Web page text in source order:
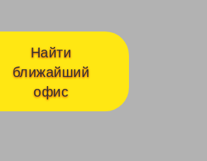
Найти
ближайший
офис